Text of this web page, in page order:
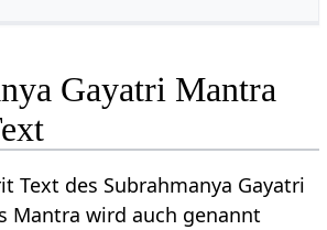
Gayatri Mantra
Text des Subrahmanya Gayatri
Mantra wird auch genannt